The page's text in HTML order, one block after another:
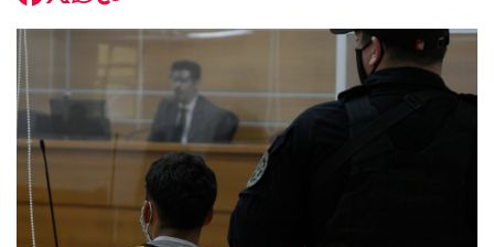
modo claro